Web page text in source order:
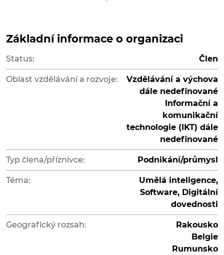
Základní informace o organizaci
Status: Člen
Oblast vzdělávání a rozvoje:
Vzdělávání a výchova
dále nedefinované
Informační a
komunikační
technologie (IKT) dále
nedefinované
Typ člena/příznivce: Podnikání/průmysl
Téma:
Umělá inteligence,
Software, Digitální
dovednosti
Geografický rozsah:
Rakousko
Belgie
Rumunsko